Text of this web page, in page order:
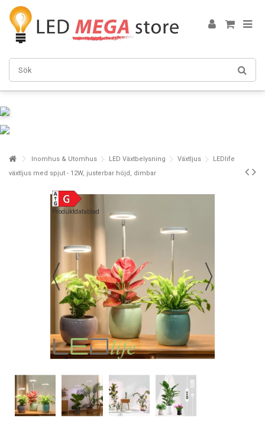
Inomhus & Utomhus LED Växtbelysning Växtljus
LEDlife
växtljus med spjut - 12W, justerbar höjd, dimbar
Produktdatablad